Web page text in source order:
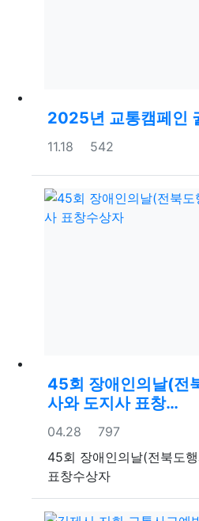
2025년 교통캠페인
등록일
11.18 조회
542
45회 장애인의날(전
사와 도지사 표창…
등록일
04.28 조회
797
45회 장애인의날(전북도
표창수상자